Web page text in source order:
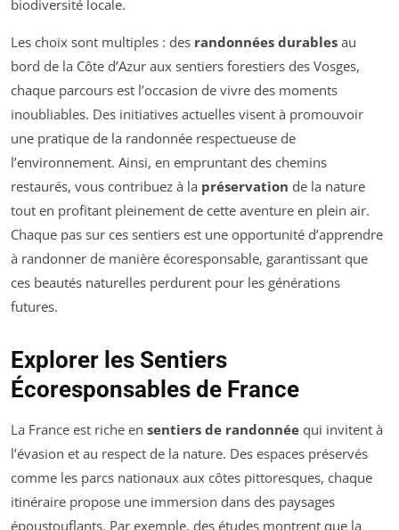
biodiversité locale.
Les choix sont multiples : des randonnées durables au
bord de la Côte d’Azur aux sentiers forestiers des Vosges,
chaque parcours est l’occasion de vivre des moments
inoubliables. Des initiatives actuelles visent à promouvoir
une pratique de la randonnée respectueuse de
l’environnement. Ainsi, en empruntant des chemins
restaurés, vous contribuez à la préservation de la nature
tout en profitant pleinement de cette aventure en plein air.
Chaque pas sur ces sentiers est une opportunité d’apprendre
à randonner de manière écoresponsable, garantissant que
ces beautés naturelles perdurent pour les générations
futures.
Explorer les Sentiers
Écoresponsables de France
La France est riche en sentiers de randonnée qui invitent à
l’évasion et au respect de la nature. Des espaces préservés
comme les parcs nationaux aux côtes pittoresques, chaque
itinéraire propose une immersion dans des paysages
époustouflants. Par exemple, des études montrent que la